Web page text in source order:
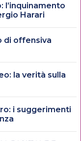
l’inquinamento
Harari
di offensiva
la verità sulla
i suggerimenti